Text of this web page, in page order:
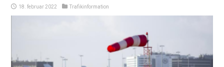
18. februar 2022 Trafikinformation